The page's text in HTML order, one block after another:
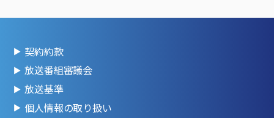
契約約款
放送番組審議会
放送基準
個人情報の取り扱い